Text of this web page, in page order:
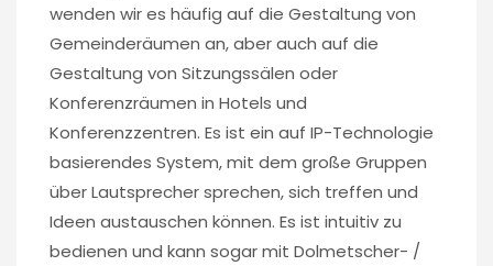
wenden wir es häufig auf die Gestaltung von
Gemeinderäumen an, aber auch auf die
Gestaltung von Sitzungssälen oder
Konferenzräumen in Hotels und
Konferenzzentren. Es ist ein auf IP-Technologie
basierendes System, mit dem große Gruppen
über Lautsprecher sprechen, sich treffen und
Ideen austauschen können. Es ist intuitiv zu
bedienen und kann sogar mit Dolmetscher- /